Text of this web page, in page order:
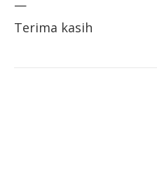
—
Terima kasih